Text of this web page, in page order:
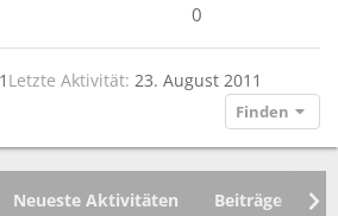
0
Letzte Aktivität 23. August 2011
Finden
Neueste Aktivitäten Beiträge